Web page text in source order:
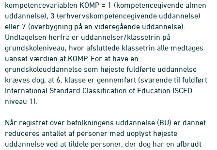
kompetencevariablen KOMP = 1 (kompetencegivende almen
uddannelse), 3 (erhvervskompetencegivende uddannelse)
eller 7 (overbygning på en videregående uddannelse).
Undtagelsen herfra er uddannelser/klassetrin på
grundskoleniveau, hvor afsluttede klassetrin alle medtages
uanset værdien af KOMP. For at have en
grundskoleuddannelse som højeste fuldførte uddannelse
kræves dog, at 6. klasse er gennemført (svarende til fuldført
International Standard Classification of Education ISCED
niveau 1).
Når registret over befolkningens uddannelse (BU) er dannet
reduceres antallet af personer med uoplyst højeste
uddannelse ved at tildele personer, der dog har en afbrudt